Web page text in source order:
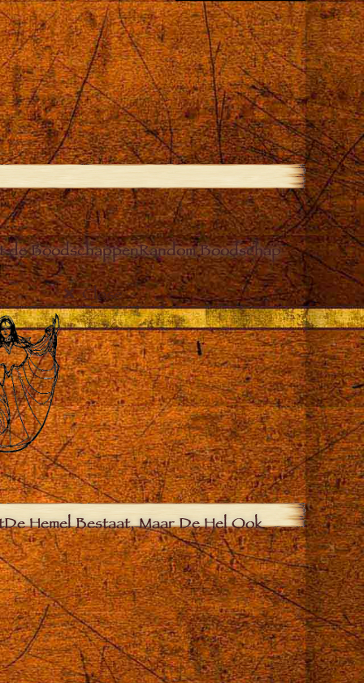
de BoodschappenRandom Boodschap
Close
De Hemel Bestaat, Maar De Hel Ook